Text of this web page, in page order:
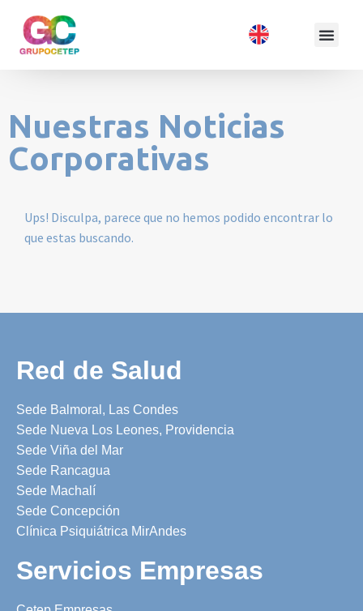
Nuestras Noticias
Corporativas
Ups! Disculpa, parece que no hemos podido encontrar lo
que estas buscando.
Red de Salud
Sede Balmoral, Las Condes
Sede Nueva Los Leones, Providencia
Sede Viña del Mar
Sede Rancagua
Sede Machalí
Sede Concepción
Clínica Psiquiátrica MirAndes
Servicios Empresas